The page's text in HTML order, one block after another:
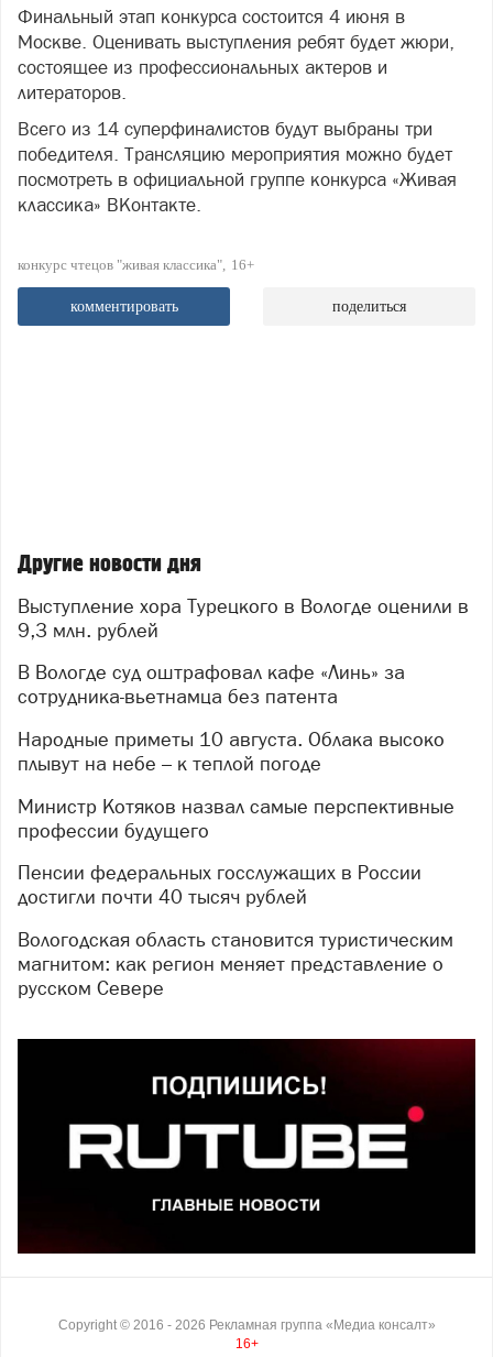
Финальный этап конкурса состоится 4 июня в
Москве. Оценивать выступления ребят будет жюри,
состоящее из профессиональных актеров и
литераторов.
Всего из 14 суперфиналистов будут выбраны три
победителя. Трансляцию мероприятия можно будет
посмотреть в официальной группе конкурса «Живая
классика» ВКонтакте.
конкурс чтецов "живая классика" 16+
комментировать поделиться
Другие новости дня
Выступление хора Турецкого в Вологде оценили в
9,3 млн. рублей
В Вологде суд оштрафовал кафе «Линь» за
сотрудника-вьетнамца без патента
Народные приметы 10 августа. Облака высоко
плывут на небе – к теплой погоде
Министр Котяков назвал самые перспективные
профессии будущего
Пенсии федеральных госслужащих в России
достигли почти 40 тысяч рублей
Вологодская область становится туристическим
магнитом: как регион меняет представление о
русском Севере
Copyright © 2016 - 2026 Рекламная группа «Медиа консалт»
16+